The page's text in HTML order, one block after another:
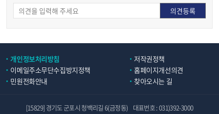
개인정보처리방침
저작권정책
이메일주소무단수집방지정책
홈페이지개선의견
민원전화안내
찾아오시는 길
[15829] 경기도 군포시 청백리길 6(금정동)
대표번호 : 031)392-3000